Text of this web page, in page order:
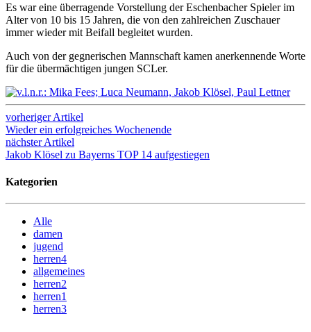
Es war eine überragende Vorstellung der Eschenbacher Spieler im
Alter von 10 bis 15 Jahren, die von den zahlreichen Zuschauer
immer wieder mit Beifall begleitet wurden.
Auch von der gegnerischen Mannschaft kamen anerkennende Worte
für die übermächtigen jungen SCLer.
vorheriger Artikel
Wieder ein erfolgreiches Wochenende
nächster Artikel
Jakob Klösel zu Bayerns TOP 14 aufgestiegen
Kategorien
Alle
damen
jugend
herren4
allgemeines
herren2
herren1
herren3